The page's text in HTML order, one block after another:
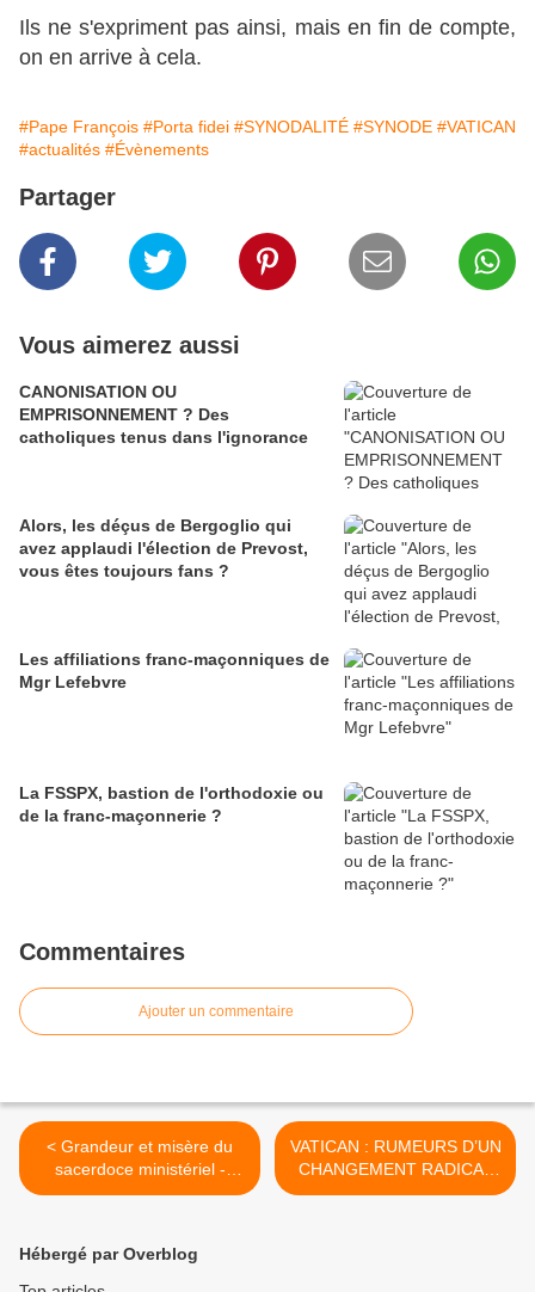
Ils ne s'expriment pas ainsi, mais en fin de compte,
on en arrive à cela.
#Pape François #Porta fidei #SYNODALITÉ #SYNODE #VATICAN
#actualités #Évènements
Partager
Vous aimerez aussi
CANONISATION OU
EMPRISONNEMENT ? Des
catholiques tenus dans l'ignorance
Alors, les déçus de Bergoglio qui
avez applaudi l'élection de Prevost,
vous êtes toujours fans ?
Les affiliations franc-maçonniques de
Mgr Lefebvre
La FSSPX, bastion de l'orthodoxie ou
de la franc-maçonnerie ?
Commentaires
Ajouter un commentaire
< Grandeur et misère du
sacerdoce ministériel -
Homélie 31ème dimanche
VATICAN : RUMEURS D’UN
CHANGEMENT RADICAL
DE PROCÉDURE POUR
Hébergé par Overblog